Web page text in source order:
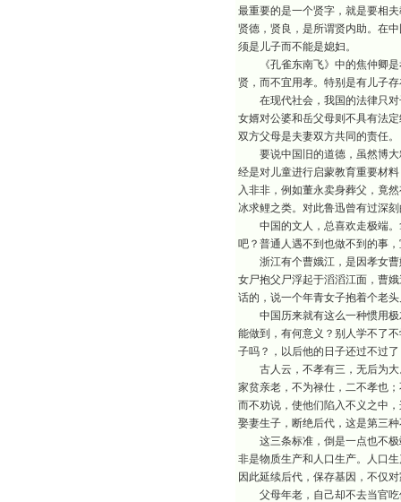
最重要的是一个贤字，就是要相
贤德，贤良，是所谓贤内助。在
须是儿子而不能是媳妇。
《孔雀东南飞》中的焦仲卿是
贤，而不宜用孝。特别是有儿子
在现代社会，我国的法律只对
女婿对公婆和岳父母则不具有法
双方父母是夫妻双方共同的责任。
要说中国旧的道德，虽然博大
经是对儿童进行启蒙教育重要材
入非非，例如董永卖身葬父，竟
冰求鲤之类。对此鲁迅曾有过深
中国的文人，总喜欢走极端。
吧？普通人遇不到也做不到的事
浙江有个曹娥江，是因孝女曹
女尸抱父尸浮起于滔滔江面，曹
话的，说一个年青女子抱着个老
中国历来就有这么一种惯用极
能做到，有何意义？别人学不了
子吗？，以后他的日子还过不过
古人云，不孝有三，无后为大
家贫亲老，不为禄仕，二不孝也
而不劝说，使他们陷入不义之中
娶妻生子，断绝后代，这是第三
这三条标准，倒是一点也不极
非是物质生产和人口生产。人口
因此延续后代，保存基因，不仅
父母年老，自己却不去当官吃